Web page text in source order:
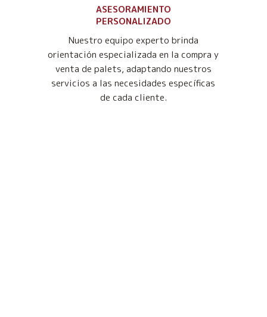
ASESORAMIENTO
PERSONALIZADO
Nuestro equipo experto brinda
orientación especializada en la compra y
venta de palets, adaptando nuestros
servicios a las necesidades específicas
de cada cliente.